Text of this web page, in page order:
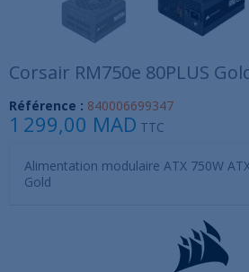
Corsair RM750e 80PLUS
Référence : 840006699347
1 299,00 MAD TTC
Alimentation modulaire ATX 750W
Gold